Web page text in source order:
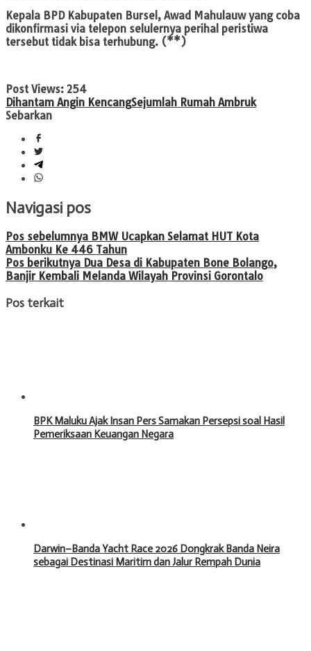
Kepala BPD Kabupaten Bursel, Awad Mahulauw yang coba
dikonfirmasi via telepon selulernya perihal peristiwa
tersebut tidak bisa terhubung. (**)
Post Views: 254
Dihantam Angin KencangSejumlah Rumah Ambruk
Sebarkan
Navigasi pos
Pos sebelumnya BMW Ucapkan Selamat HUT Kota
Ambonku Ke 446 Tahun
Pos berikutnya Dua Desa di Kabupaten Bone Bolango,
Banjir Kembali Melanda Wilayah Provinsi Gorontalo
Pos terkait
BPK Maluku Ajak Insan Pers Samakan Persepsi soal Hasil
Pemeriksaan Keuangan Negara
Darwin–Banda Yacht Race 2026 Dongkrak Banda Neira
sebagai Destinasi Maritim dan Jalur Rempah Dunia